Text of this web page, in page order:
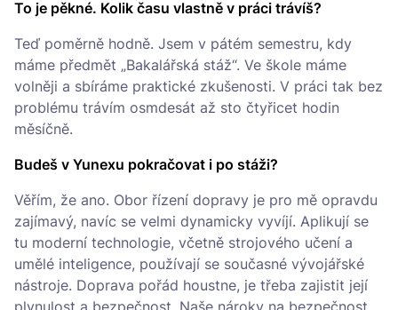
To je pěkné. Kolik času vlastně v práci trávíš?
Teď poměrně hodně. Jsem v pátém semestru, kdy
máme předmět „Bakalářská stáž“. Ve škole máme
volněji a sbíráme praktické zkušenosti. V práci tak bez
problému trávím osmdesát až sto čtyřicet hodin
měsíčně.
Budeš v Yunexu pokračovat i po stáži?
Věřím, že ano. Obor řízení dopravy je pro mě opravdu
zajímavý, navíc se velmi dynamicky vyvíjí. Aplikují se
tu moderní technologie, včetně strojového učení a
umělé inteligence, používají se současné vývojářské
nástroje. Doprava pořád houstne, je třeba zajistit její